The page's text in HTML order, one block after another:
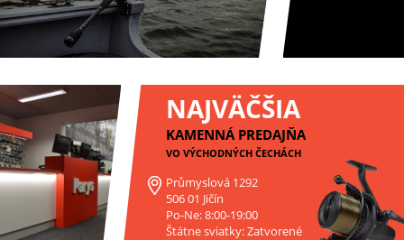
NAJVÄČŠIA
KAMENNÁ PREDAJŇA
VO VÝCHODNÝCH ČECHÁCH
Průmyslová 1292
506 01 Jičín
Po-Ne: 8:00-19:00
Štátne sviatky: Zatvorené